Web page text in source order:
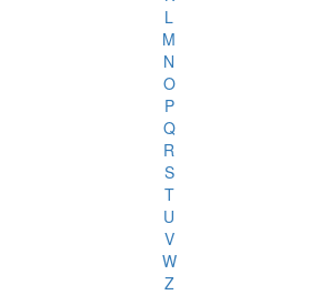
L
M
N
O
P
Q
R
S
T
U
V
W
Z